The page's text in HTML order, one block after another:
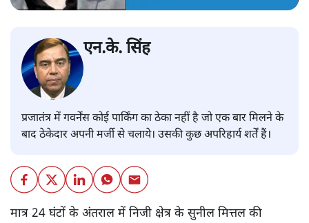
एन.के. सिंह
प्रजातंत्र में गवर्नेंस कोई पार्किंग का ठेका नहीं है जो एक बार मिलने के
बाद ठेकेदार अपनी मर्जी से चलाये। उसकी कुछ अपरिहार्य शर्तें हैं।
मात्र 24 घंटों के अंतराल में निजी क्षेत्र के सुनील मित्तल की